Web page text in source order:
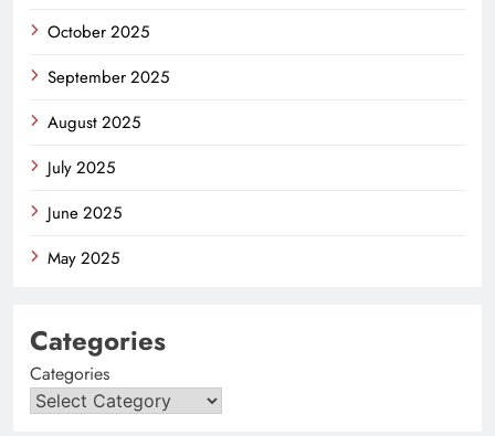
October 2025
September 2025
August 2025
July 2025
June 2025
May 2025
Categories
Categories